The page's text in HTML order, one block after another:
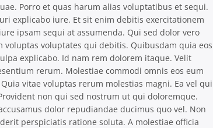
Porro et quas harum alias voluptatibus et sequi.
explicabo iure. Et sit enim debitis exercitationem
ipsam sequi at assumenda. Qui sed dolor vero
voluptates qui debitis. Quibusdam quia eos
explicabo. Id nam rem dolorem itaque. Velit
rerum. Molestiae commodi omnis eos eum
vitae voluptas rerum molestias magni. Ea vel qui
non qui sed nostrum ut qui doloremque.
dolor repudiandae ducimus quo vel. Non
perspiciatis ratione soluta. A molestiae officia